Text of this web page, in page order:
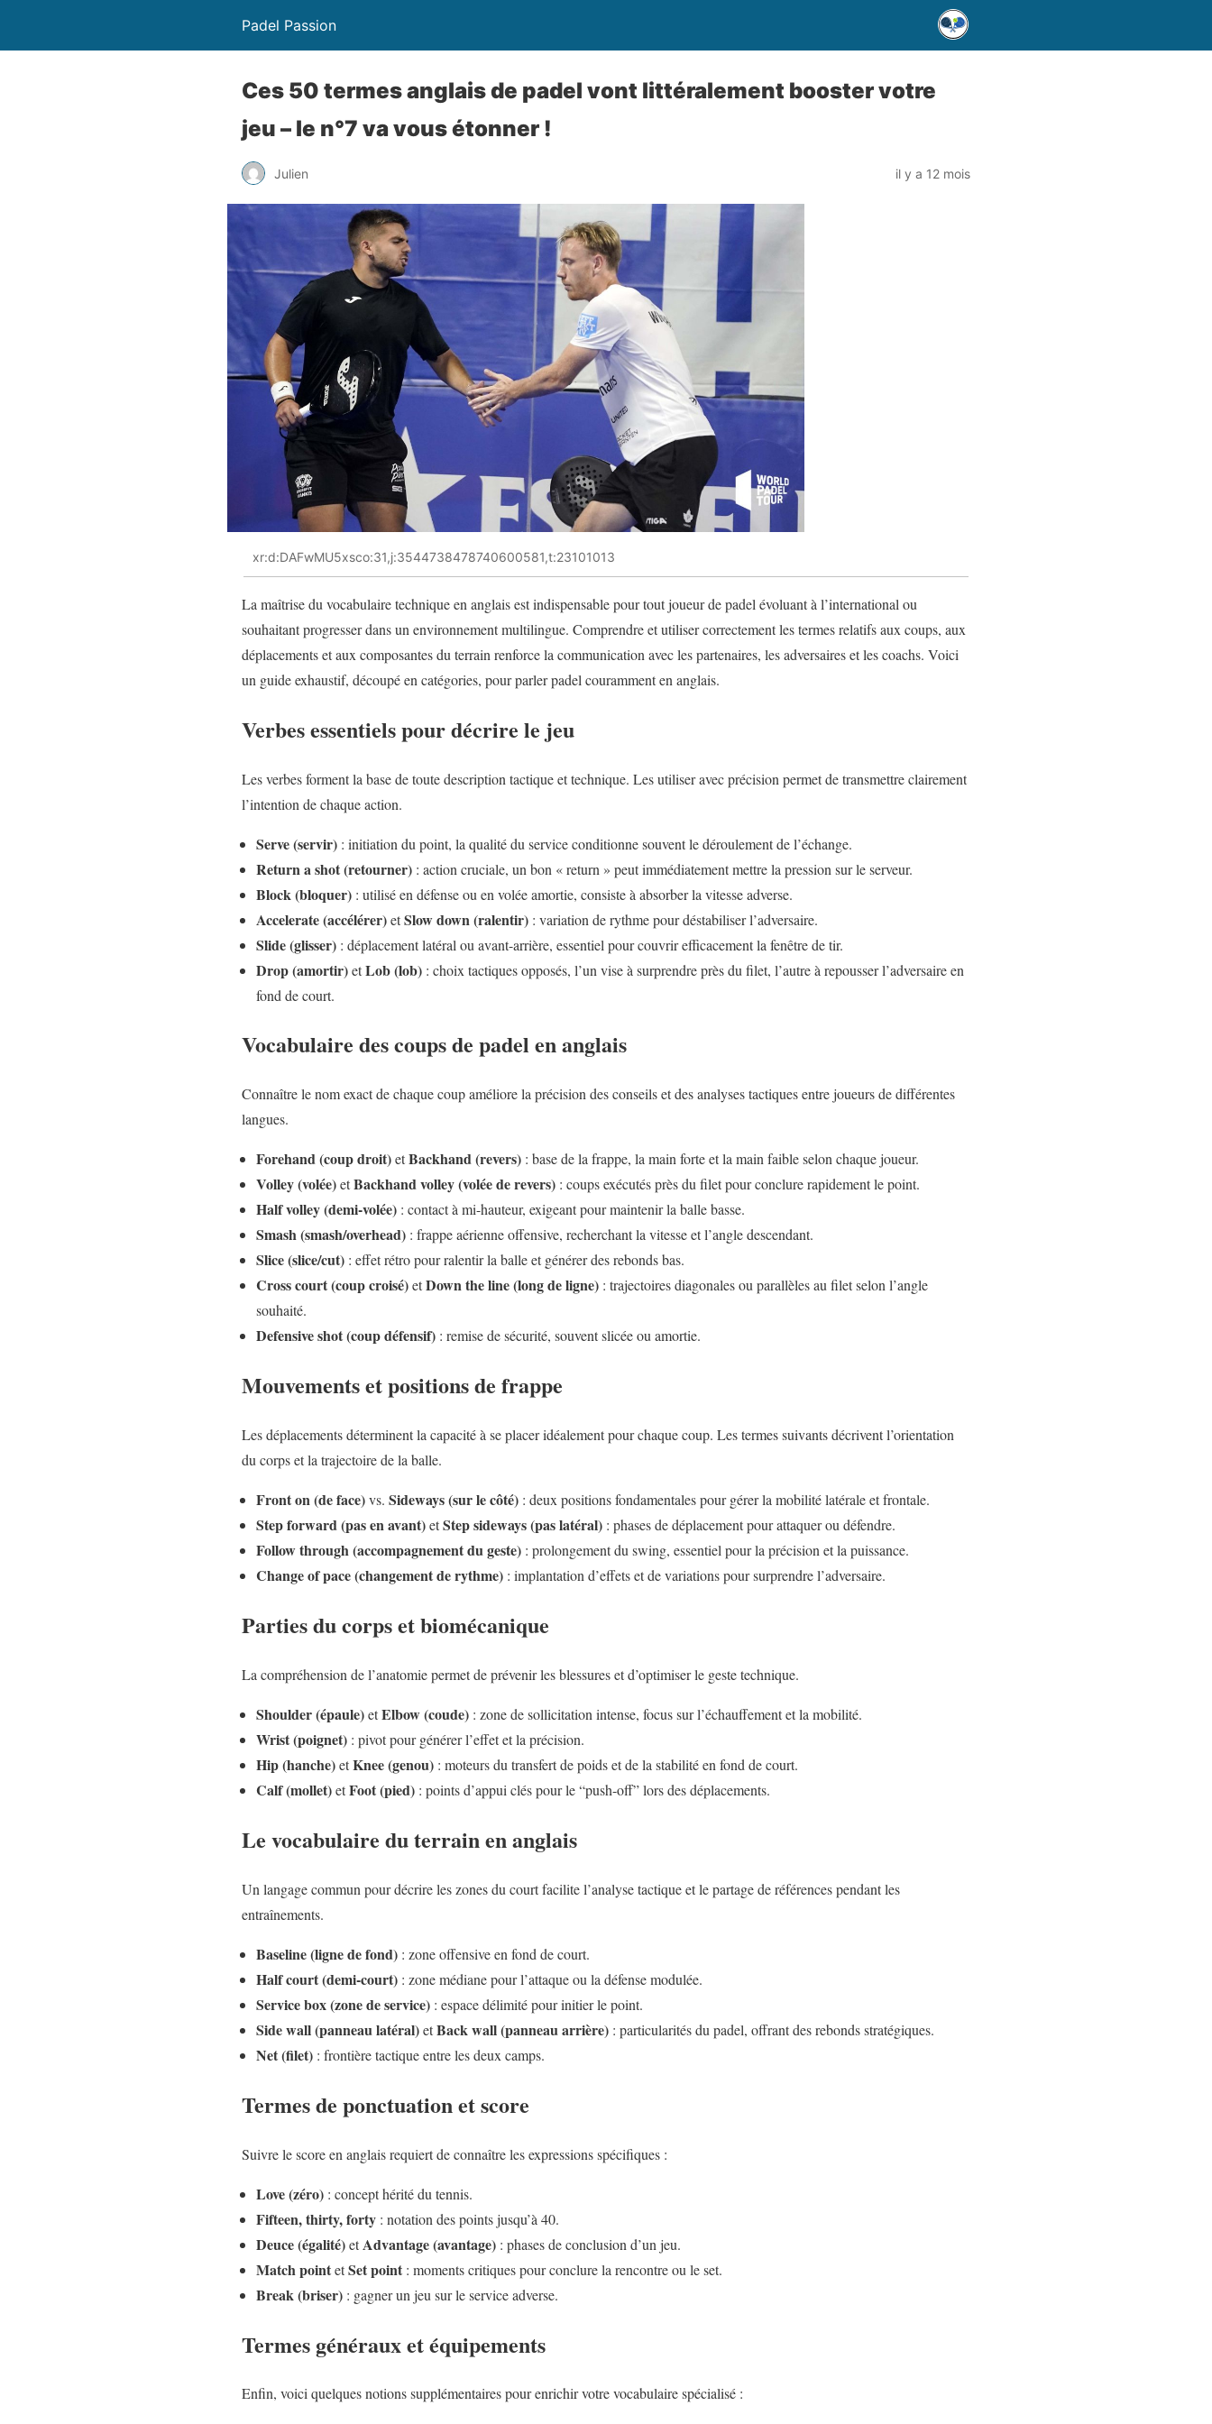
Padel Passion
Ces 50 termes anglais de padel vont littéralement booster votre
jeu – le n°7 va vous étonner !
Julien il y a 12 mois
xr:d:DAFwMU5xsco:31,j:3544738478740600581,t:23101013
La maîtrise du vocabulaire technique en anglais est indispensable pour tout joueur de padel évoluant à l’international ou
souhaitant progresser dans un environnement multilingue. Comprendre et utiliser correctement les termes relatifs aux coups, aux
déplacements et aux composantes du terrain renforce la communication avec les partenaires, les adversaires et les coachs. Voici
un guide exhaustif, découpé en catégories, pour parler padel couramment en anglais.
Verbes essentiels pour décrire le jeu
Les verbes forment la base de toute description tactique et technique. Les utiliser avec précision permet de transmettre clairement
l’intention de chaque action.
Serve (servir) : initiation du point, la qualité du service conditionne souvent le déroulement de l’échange.
Return a shot (retourner) : action cruciale, un bon « return » peut immédiatement mettre la pression sur le serveur.
Block (bloquer) : utilisé en défense ou en volée amortie, consiste à absorber la vitesse adverse.
Accelerate (accélérer)etSlow down (ralentir) : variation de rythme pour déstabiliser l’adversaire.
Slide (glisser) : déplacement latéral ou avant-arrière, essentiel pour couvrir efficacement la fenêtre de tir.
Drop (amortir)etLob (lob) : choix tactiques opposés, l’un vise à surprendre près du filet, l’autre à repousser l’adversaire en
fond de court.
Vocabulaire des coups de padel en anglais
Connaître le nom exact de chaque coup améliore la précision des conseils et des analyses tactiques entre joueurs de différentes
langues.
Forehand (coup droit)etBackhand (revers) : base de la frappe, la main forte et la main faible selon chaque joueur.
Volley (volée)etBackhand volley (volée de revers) : coups exécutés près du filet pour conclure rapidement le point.
Half volley (demi-volée) : contact à mi-hauteur, exigeant pour maintenir la balle basse.
Smash (smash/overhead) : frappe aérienne offensive, recherchant la vitesse et l’angle descendant.
Slice (slice/cut) : effet rétro pour ralentir la balle et générer des rebonds bas.
Cross court (coup croisé)etDown the line (long de ligne) : trajectoires diagonales ou parallèles au filet selon l’angle
souhaité.
Defensive shot (coup défensif) : remise de sécurité, souvent slicée ou amortie.
Mouvements et positions de frappe
Les déplacements déterminent la capacité à se placer idéalement pour chaque coup. Les termes suivants décrivent l’orientation
du corps et la trajectoire de la balle.
Front on (de face)vs. Sideways (sur le côté) : deux positions fondamentales pour gérer la mobilité latérale et frontale.
Step forward (pas en avant)etStep sideways (pas latéral) : phases de déplacement pour attaquer ou défendre.
Follow through (accompagnement du geste) : prolongement du swing, essentiel pour la précision et la puissance.
Change of pace (changement de rythme) : implantation d’effets et de variations pour surprendre l’adversaire.
Parties du corps et biomécanique
La compréhension de l’anatomie permet de prévenir les blessures et d’optimiser le geste technique.
Shoulder (épaule)etElbow (coude) : zone de sollicitation intense, focus sur l’échauffement et la mobilité.
Wrist (poignet) : pivot pour générer l’effet et la précision.
Hip (hanche)etKnee (genou) : moteurs du transfert de poids et de la stabilité en fond de court.
Calf (mollet)etFoot (pied) : points d’appui clés pour le “push-off” lors des déplacements.
Le vocabulaire du terrain en anglais
Un langage commun pour décrire les zones du court facilite l’analyse tactique et le partage de références pendant les
entraînements.
Baseline (ligne de fond) : zone offensive en fond de court.
Half court (demi-court) : zone médiane pour l’attaque ou la défense modulée.
Service box (zone de service) : espace délimité pour initier le point.
Side wall (panneau latéral)etBack wall (panneau arrière) : particularités du padel, offrant des rebonds stratégiques.
Net (filet) : frontière tactique entre les deux camps.
Termes de ponctuation et score
Suivre le score en anglais requiert de connaître les expressions spécifiques :
Love (zéro) : concept hérité du tennis.
Fifteen, thirty, forty : notation des points jusqu’à 40.
Deuce (égalité)etAdvantage (avantage) : phases de conclusion d’un jeu.
Match pointetSet point : moments critiques pour conclure la rencontre ou le set.
Break (briser) : gagner un jeu sur le service adverse.
Termes généraux et équipements
Enfin, voici quelques notions supplémentaires pour enrichir votre vocabulaire spécialisé :